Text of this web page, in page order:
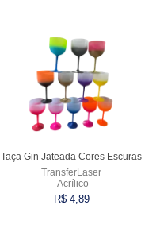
Taça Gin Jateada Cores Escuras
TransferLaser
Acrílico
R$ 4,89